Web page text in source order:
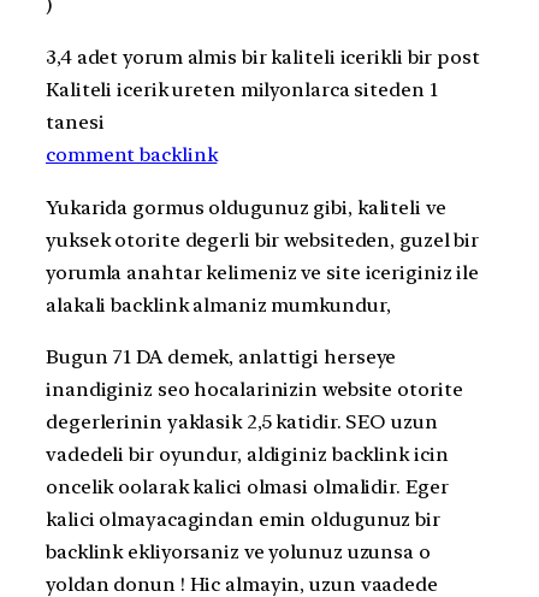
)
3,4 adet yorum almis bir kaliteli icerikli bir post
Kaliteli icerik ureten milyonlarca siteden 1
tanesi
comment backlink
Yukarida gormus oldugunuz gibi, kaliteli ve
yuksek otorite degerli bir websiteden, guzel bir
yorumla anahtar kelimeniz ve site iceriginiz ile
alakali backlink almaniz mumkundur,
Bugun 71 DA demek, anlattigi herseye
inandiginiz seo hocalarinizin website otorite
degerlerinin yaklasik 2,5 katidir. SEO uzun
vadedeli bir oyundur, aldiginiz backlink icin
oncelik oolarak kalici olmasi olmalidir. Eger
kalici olmayacagindan emin oldugunuz bir
backlink ekliyorsaniz ve yolunuz uzunsa o
yoldan donun ! Hic almayin, uzun vaadede